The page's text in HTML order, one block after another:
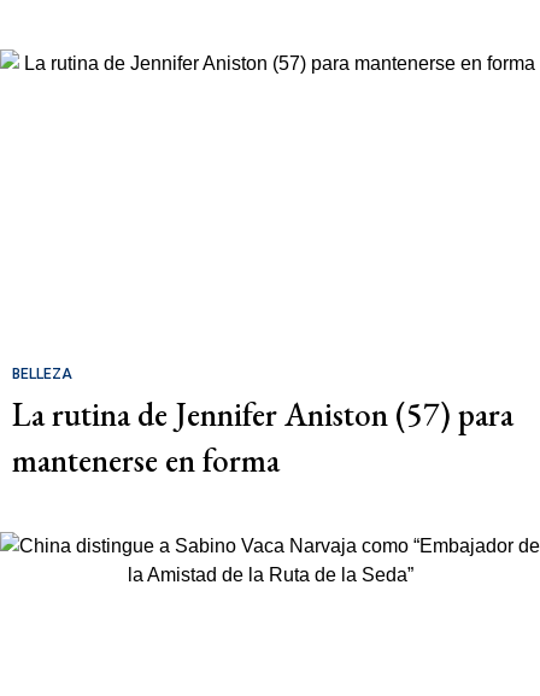
BELLEZA
La rutina de Jennifer Aniston (57) para
mantenerse en forma